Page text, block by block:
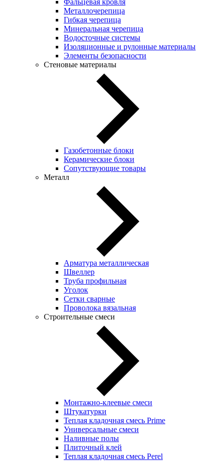
Металлочерепица
Гибкая черепица
Минеральная черепица
Водосточные системы
Изоляционные и рулонные материалы
Элементы безопасности
Стеновые материалы
Газобетонные блоки
Керамические блоки
Сопутствующие товары
Металл
Арматура металлическая
Швеллер
Труба профильная
Уголок
Сетки сварные
Проволока вязальная
Строительные смеси
Монтажно-клеевые смеси
Штукатурки
Теплая кладочная смесь Prime
Универсальные смеси
Наливные полы
Плиточный клей
Теплая кладочная смесь Perel